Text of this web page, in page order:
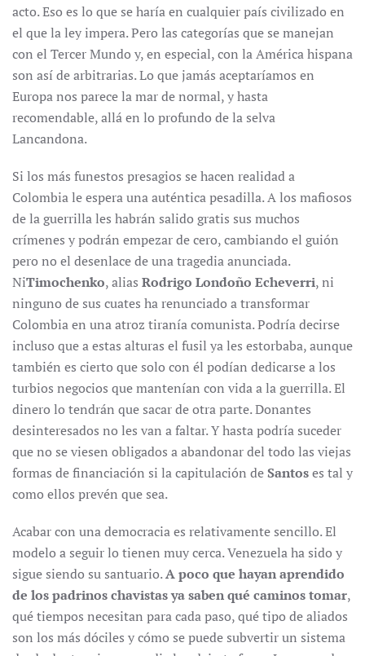
acto. Eso es lo que se haría en cualquier país civilizado en
el que la ley impera. Pero las categorías que se manejan
con el Tercer Mundo y, en especial, con la América hispana
son así de arbitrarias. Lo que jamás aceptaríamos en
Europa nos parece la mar de normal, y hasta
recomendable, allá en lo profundo de la selva
Lancandona.
Si los más funestos presagios se hacen realidad a
Colombia le espera una auténtica pesadilla. A los mafiosos
de la guerrilla les habrán salido gratis sus muchos
crímenes y podrán empezar de cero, cambiando el guión
pero no el desenlace de una tragedia anunciada.
NiTimochenko, alias Rodrigo Londoño Echeverri, ni
ninguno de sus cuates ha renunciado a transformar
Colombia en una atroz tiranía comunista. Podría decirse
incluso que a estas alturas el fusil ya les estorbaba, aunque
también es cierto que solo con él podían dedicarse a los
turbios negocios que mantenían con vida a la guerrilla. El
dinero lo tendrán que sacar de otra parte. Donantes
desinteresados no les van a faltar. Y hasta podría suceder
que no se viesen obligados a abandonar del todo las viejas
formas de financiación si la capitulación deSantoses tal y
como ellos prevén que sea.
Acabar con una democracia es relativamente sencillo. El
modelo a seguir lo tienen muy cerca. Venezuela ha sido y
sigue siendo su santuario.A poco que hayan aprendido
de los padrinos chavistas ya saben qué caminos tomar,
qué tiempos necesitan para cada paso, qué tipo de aliados
son los más dóciles y cómo se puede subvertir un sistema